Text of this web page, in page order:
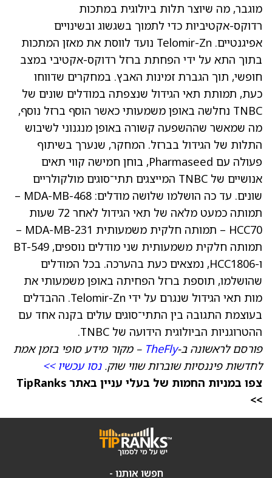
מוגבר, מה שיוצר תלות ביולוגית במתכות
רדוקס-אקטיביות כדי לתמוך בשגשוג ובשינויים
אפיגנטיים. Telomir-Zn נועד לווסת את מאזן המתכות
בתוך התא על ידי הפחתת ברזל רדוקס-אקטיבי במצב
חופשי, תוך הגברת זמינות האבץ. במחקרים שדווחו
כעת, תמותת תאי הגידול שנצפתה במודלים שונים של
TNBC נחלשה באופן משמעותי כאשר הוסף ברזל נוסף,
מה שמאשר שההשפעה קשורה באופן מנגנוני לשיבוש
התלות של הגידול בברזל. המחקר, שנערך בשיתוף
פעולה עם Pharmaseed, בוחן חמישה קווי תאים
אנושיים של TNBC המייצגים תתי־סוגים מולקולריים
שונים. עד כה הושלמו שלושה מודלים: MDA-MB-468 –
תמותה כמעט מלאה של תאי הגידול לאחר 72 שעות
HCC70 – תמותה חלקית משמעותית MDA-MB-231 –
תמותה חלקית משמעותית שני מודלים נוספים, BT-549
ו-HCC1806, נמצאים כעת בהערכה. בכל המודלים
שהושלמו, תוספת ברזל הפחיתה באופן משמעותי את
מות תאי הגידול שנגרם על ידי Telomir-Zn. ההבדלים
בעוצמת התגובה בין התתי־סוגים עולים בקנה אחד עם
ההטרוגניות הביולוגית הידועה של TNBC.
פורסם לראשונה ב-TheFly – מקור מידע סופי בזמן אמת
לחדשות פיננסיות שוברות שווי שוק.נסו עכשיו >>
צפו במניות החמות של בעלי עניין באתר TipRanks
>>
חפשו אותנו -